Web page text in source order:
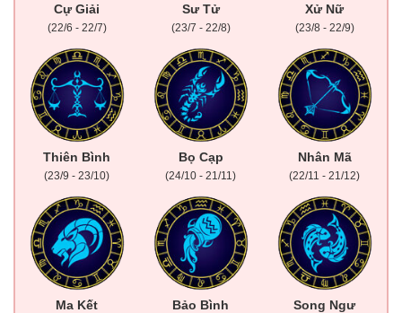
Cự Giải
(22/6 - 22/7)
Sư Tử
(23/7 - 22/8)
Xử Nữ
(23/8 - 22/9)
Thiên Bình
(23/9 - 23/10)
Bọ Cạp
(24/10 - 21/11)
Nhân Mã
(22/11 - 21/12)
Ma Kết Bảo Bình Song Ngư